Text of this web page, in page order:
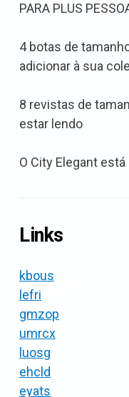
PARA PLUS
4 botas de
adicionar à sua
8 revistas de
estar lendo
O City Elegant
Links
kbous
lefri
gmzop
umrcx
luosg
ehcld
eyats